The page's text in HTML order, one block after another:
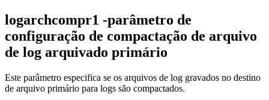
logarchcompr1 -parâmetro de
configuração de compactação de arquivo
de log arquivado primário
Este parâmetro especifica se os arquivos de log gravados no destino
de arquivo primário para logs são compactados.